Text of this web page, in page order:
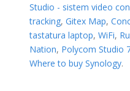
Studio - sistem video
tracking, Gitex Map,
tastatura laptop, WiFi,
Nation, Polycom Studio
Where to buy Synology.